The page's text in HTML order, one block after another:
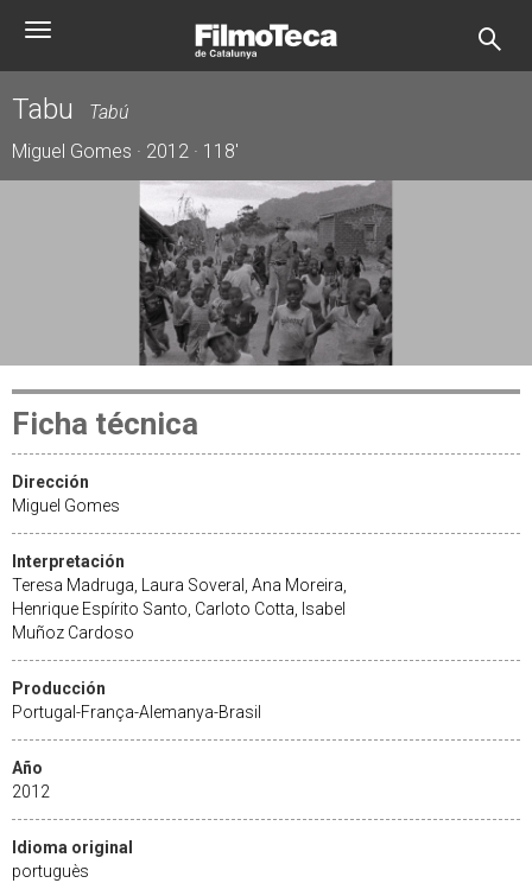
Toggle
Tabu
Tabú
Miguel Gomes · 2012 · 118'
Ficha técnica
Dirección
Miguel Gomes
Interpretación
Teresa Madruga, Laura Soveral, Ana Moreira,
Henrique Espírito Santo, Carloto Cotta, Isabel
Muñoz Cardoso
Producción
Portugal-França-Alemanya-Brasil
Año
2012
Idioma original
portuguès